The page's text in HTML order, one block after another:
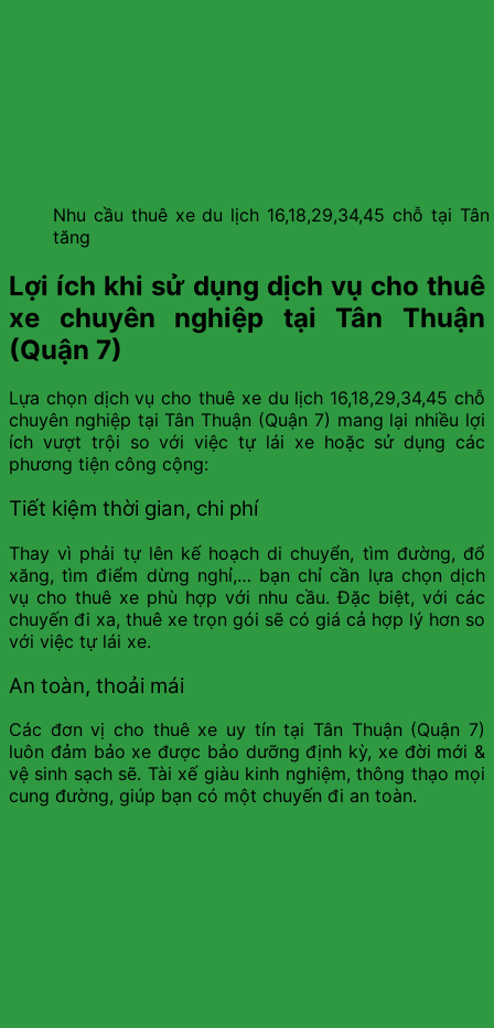
Nhu cầu thuê xe du lịch 16,18,29,34,45 chỗ tại
tăng
Lợi ích khi sử dụng dịch vụ cho thuê
xe chuyên nghiệp tại Tân Thuận
(Quận 7)
Lựa chọn dịch vụ cho thuê xe du lịch 16,18,29,34,45 chỗ
chuyên nghiệp tại Tân Thuận (Quận 7) mang lại nhiều lợi
ích vượt trội so với việc tự lái xe hoặc sử dụng các
phương tiện công cộng:
Tiết kiệm thời gian, chi phí
Thay vì phải tự lên kế hoạch di chuyển, tìm đường, đổ
xăng, tìm điểm dừng nghỉ,… bạn chỉ cần lựa chọn dịch
vụ cho thuê xe phù hợp với nhu cầu. Đặc biệt, với các
chuyến đi xa, thuê xe trọn gói sẽ có giá cả hợp lý hơn so
với việc tự lái xe.
An toàn, thoải mái
Các đơn vị cho thuê xe uy tín tại Tân Thuận (Quận 7)
luôn đảm bảo xe được bảo dưỡng định kỳ, xe đời mới &
vệ sinh sạch sẽ. Tài xế giàu kinh nghiệm, thông thạo mọi
cung đường, giúp bạn có một chuyến đi an toàn.